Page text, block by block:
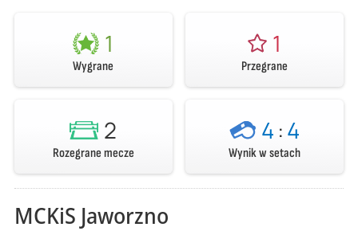
1
Wygrane
1
Przegrane
2
Rozegrane mecze
4 :4
Wynik w setach
MCKiS Jaworzno